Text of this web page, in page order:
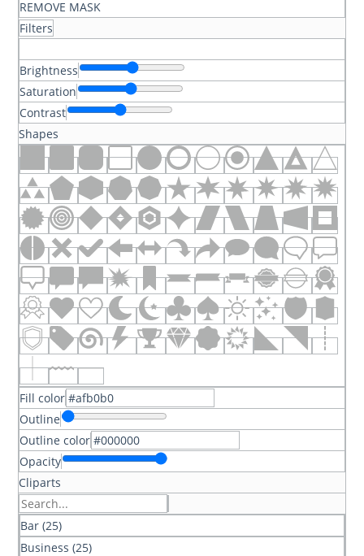
REMOVE MASK
Filters
Brightness
Saturation
Contrast
Shapes
Fill color
Outline
Outline color
Opacity
Cliparts
Bar (25)
Business (25)